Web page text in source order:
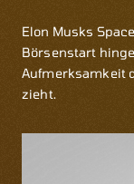
Elon Musks
Börsenstart
Aufmerksamkeit
zieht.